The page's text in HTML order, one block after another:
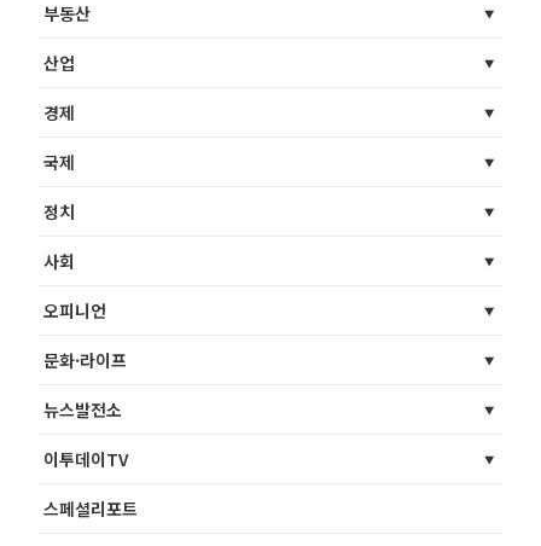
부동산
산업
경제
국제
정치
사회
오피니언
문화·라이프
뉴스발전소
이투데이TV
스페셜리포트